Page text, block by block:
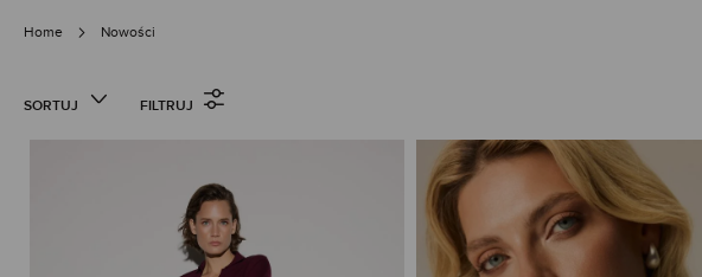
Home Nowości
SORTUJ FILTRUJ